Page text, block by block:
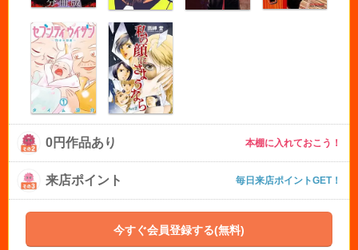
0円作品あり 本棚に入れておこう！
来店ポイント 毎日来店ポイントGET！
今すぐ会員登録する(無料)